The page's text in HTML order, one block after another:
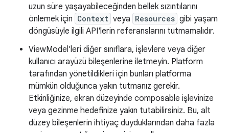
uzun süre yaşayabileceğinden bellek sızıntılarını
önlemek için Context veya Resources gibi yaşam
döngüsüyle ilgili API'lerin referanslarını tutmamalıdır.
ViewModel'leri diğer sınıflara, işlevlere veya diğer
kullanıcı arayüzü bileşenlerine iletmeyin. Platform
tarafından yönetildikleri için bunları platforma
mümkün olduğunca yakın tutmanız gerekir.
Etkinliğinize, ekran düzeyinde composable işlevinize
veya gezinme hedefinize yakın tutabilirsiniz. Bu, alt
düzey bileşenlerin ihtiyaç duyduklarından daha fazla